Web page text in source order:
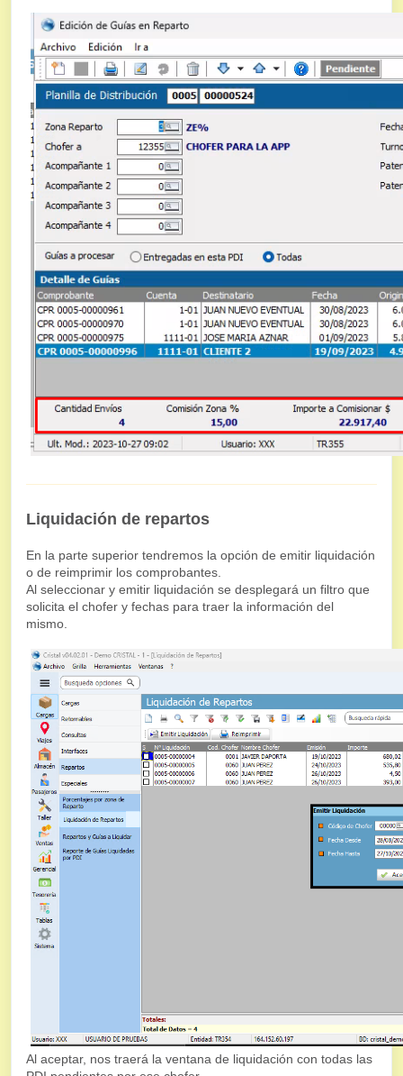
Liquidación de repartos
En la parte superior tendremos la opción de emitir liquidación
o de reimprimir los comprobantes.
Al seleccionar y emitir liquidación se desplegará un filtro que
solicita el chofer y fechas para traer la información del
mismo.
Al aceptar, nos traerá la ventana de liquidación con todas las